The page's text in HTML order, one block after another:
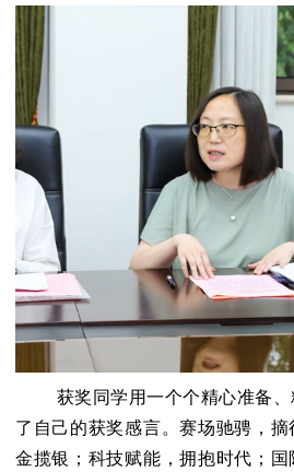
获奖同学用一个个精心准备
了自己的获奖感言。赛场驰骋，
金揽银；科技赋能，拥抱时代；